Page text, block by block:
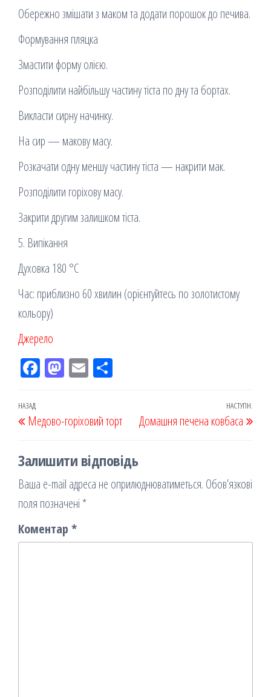
Обережно змішати з маком та додати порошок до печива.
Формування пляцка
Змастити форму олією.
Розподілити найбільшу частину тіста по дну та бортах.
Викласти сирну начинку.
На сир — макову масу.
Розкачати одну меншу частину тіста — накрити мак.
Розподілити горіхову масу.
Закрити другим залишком тіста.
5. Випікання
Духовка 180 °C
Час: приблизно 60 хвилин (орієнтуйтесь по золотистому
кольору)
Джерело
Fac
k
M
on
Em
ис
Навігація
записів
Попередній
запис
НАЗАД
Медово-горіховий торт
НАСТУПН.
Домашня печена ковбаса
Залишити відповідь
Ваша e-mail адреса не оприлюднюватиметься. Обов’язкові
поля позначені *
Коментар *